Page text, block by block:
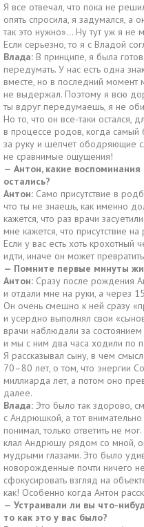
Я все отвечал, что пока не
опять спросила, я задумался, а
так это нужно»… Ну тут уж я не
Если серьезно, то я с Владой
Влада: В принципе, я была
передумать. У нас есть одна
вместе, но в последний
не выдержал. Поэтому я всю
ты вдруг передумаешь, я не
Но то, что он все-таки остался,
в процессе родов, когда самый
за руку и шепчет ободряющие
не сравнимые ощущения!
— Антон, какие воспоминания
остались?
Антон: Само присутствие в
что ты не знаешь, как именно
кажется, что раз врачи
мне кажется, что присутствие
Если у вас есть хоть крохотный
идти, иначе он может
— Помните первые минуты
Антон: Сразу после рождения
и отдали мне на руки, а через
Он очень смешно к ней сразу
и усердно выполнял свои
врачи наблюдали за
и мы с ним два часа ходили по
Я рассказывал сыну, в чем
70–80 лет, о том, что энергии
миллиарда лет, а потом оно
далее.
Влада: Это было так здорово,
с Андрюшкой, а тот
понимал, только ответить не
клал Андрюшу рядом со мной,
мудрыми глазами. Это было
новорожденные почти ничего
сфокусировать взгляд на
как! Особенно когда Антон
— Устраивали ли вы что-
то как это у вас было?